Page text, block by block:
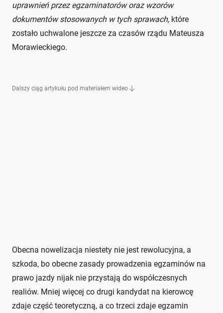
uprawnień przez egzaminatorów oraz wzorów
dokumentów stosowanych w tych sprawach, które
zostało uchwalone jeszcze za czasów rządu Mateusza
Morawieckiego.
Dalszy ciąg artykułu pod materiałem wideo
Obecna nowelizacja niestety nie jest rewolucyjna, a
szkoda, bo obecne zasady prowadzenia egzaminów na
prawo jazdy nijak nie przystają do współczesnych
realiów. Mniej więcej co drugi kandydat na kierowcę
zdaje część teoretyczną, a co trzeci zdaje egzamin